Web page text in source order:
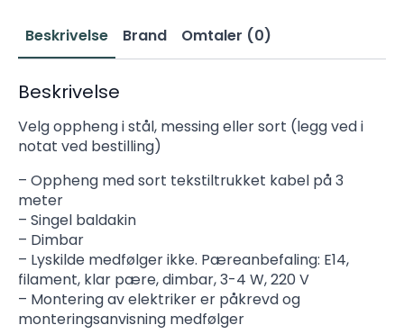
Beskrivelse Brand Omtaler (0)
Beskrivelse
Velg oppheng i stål, messing eller sort (legg ved i
notat ved bestilling)
– Oppheng med sort tekstiltrukket kabel på 3
meter
– Singel baldakin
– Dimbar
– Lyskilde medfølger ikke. Pæreanbefaling: E14,
filament, klar pære, dimbar, 3-4 W, 220 V
– Montering av elektriker er påkrevd og
monteringsanvisning medfølger